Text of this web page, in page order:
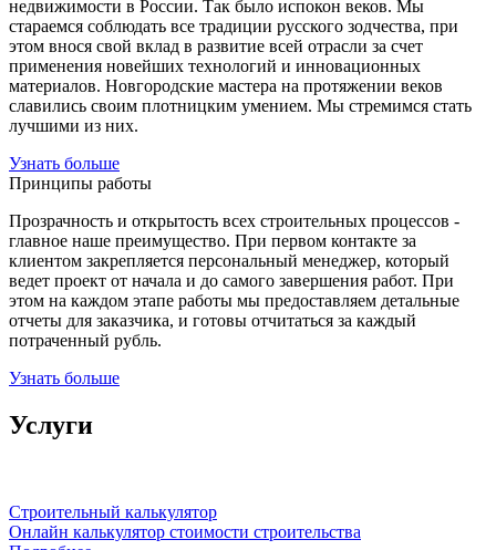
недвижимости в России. Так было испокон веков. Мы
стараемся соблюдать все традиции русского зодчества, при
этом внося свой вклад в развитие всей отрасли за счет
применения новейших технологий и инновационных
материалов. Новгородские мастера на протяжении веков
славились своим плотницким умением. Мы стремимся стать
лучшими из них.
Узнать больше
Принципы работы
Прозрачность и открытость всех строительных процессов -
главное наше преимущество. При первом контакте за
клиентом закрепляется персональный менеджер, который
ведет проект от начала и до самого завершения работ. При
этом на каждом этапе работы мы предоставляем детальные
отчеты для заказчика, и готовы отчитаться за каждый
потраченный рубль.
Узнать больше
Услуги
Строительный калькулятор
Онлайн калькулятор стоимости строительства